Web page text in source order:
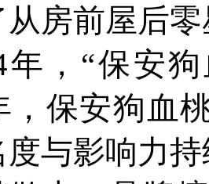
从房前屋后
年，“保安
，保安狗血
度与影响力